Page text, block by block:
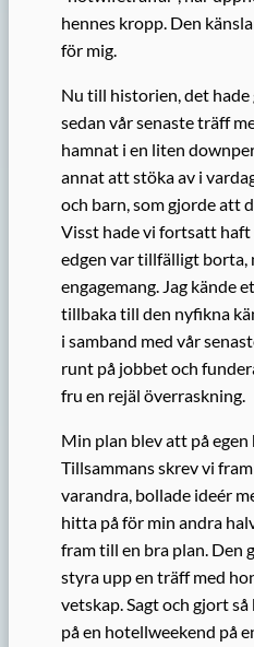
hennes kropp. Den
för mig.
Nu till historien, det
sedan vår senaste träff
hamnat i en liten
annat att stöka av i
och barn, som gjorde att
Visst hade vi fortsatt haft
edgen var tillfälligt borta,
engagemang. Jag kände
tillbaka till den nyfikna
i samband med vår
runt på jobbet och
fru en rejäl överraskning.
Min plan blev att på
Tillsammans skrev vi
varandra, bollade ideér
hitta på för min andra
fram till en bra plan. Den
styra upp en träff med
vetskap. Sagt och gjort
på en hotellweekend på